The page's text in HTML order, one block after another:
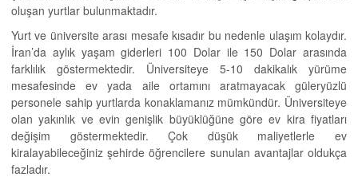
oluşan yurtlar bulunmaktadır.
Yurt ve üniversite arası mesafe kısadır bu nedenle ulaşım kolaydır.
İran’da aylık yaşam giderleri 100 Dolar ile 150 Dolar arasında
farklılık göstermektedir. Üniversiteye 5-10 dakikalık yürüme
mesafesinde ev yada aile ortamını aratmayacak güleryüzlü
personele sahip yurtlarda konaklamanız mümkündür. Üniversiteye
olan yakınlık ve evin genişlik büyüklüğüne göre ev kira fiyatları
değişim göstermektedir. Çok düşük maliyetlerle ev
kiralayabileceğiniz şehirde öğrencilere sunulan avantajlar oldukça
fazladır.